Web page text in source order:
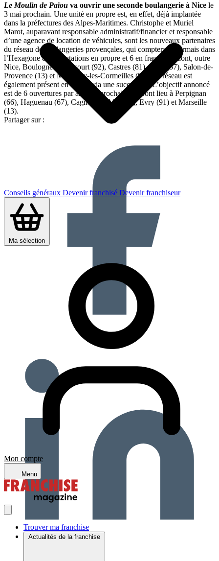
Conseils généraux Devenir franchisé Devenir franchiseur
Ma sélection
Mon compte
Menu
Trouver ma franchise
Actualités de la franchise
Le Moulin de Païou va ouvrir une seconde boulangerie à Nice le
3 mai prochain. Une unité en propre est, en effet, déjà implantée
dans la préfectures des Alpes-Maritimes. Christophe et Muriel
Marot, auparavant responsable administratif/financier et responsable
d’une agence de location de véhicules, sont les nouveaux partenaires
du réseau de boulangeries provençales, qui comptera désormais dans
l’Hexagone 8 implantations en propre et 6 en franchise (dont, outre
Nice, Boulogne-Billancourt (92), Castres (81), Metz (57), Salon-de-
Provence (13) et Montigny-les-Cormeilles (95). Le réseau est
également présent en Suisse via une succursale. L’objectif annoncé
est de 6 ouvertures par an. Les prochaines auront lieu à Perpignan
(66), Haguenau (67), Cagnes-sur-Mer (06), Evry (91) et Marseille
(13).
Partager sur :